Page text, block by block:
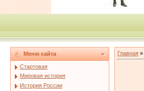
Меню сайта
Стартовая
Мировая история
История России
Главная »